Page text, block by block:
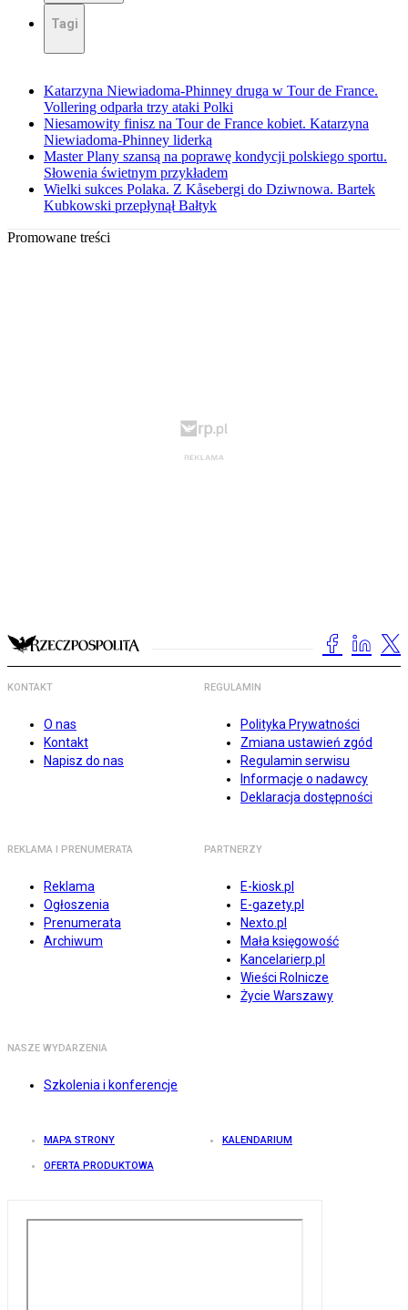
Tagi
Katarzyna Niewiadoma-Phinney druga w Tour de France.
Vollering odparła trzy ataki Polki
Niesamowity finisz na Tour de France kobiet. Katarzyna
Niewiadoma-Phinney liderką
Master Plany szansą na poprawę kondycji polskiego sportu.
Słowenia świetnym przykładem
Wielki sukces Polaka. Z Kåsebergi do Dziwnowa. Bartek
Kubkowski przepłynął Bałtyk
Promowane treści
KONTAKT
O nas
Kontakt
Napisz do nas
REGULAMIN
Polityka Prywatności
Zmiana ustawień zgód
Regulamin serwisu
Informacje o nadawcy
Deklaracja dostępności
REKLAMA I PRENUMERATA
Reklama
Ogłoszenia
Prenumerata
Archiwum
PARTNERZY
E-kiosk.pl
E-gazety.pl
Nexto.pl
Mała księgowość
Kancelarierp.pl
Wieści Rolnicze
Życie Warszawy
NASZE WYDARZENIA
Szkolenia i konferencje
MAPA STRONY KALENDARIUM
OFERTA PRODUKTOWA